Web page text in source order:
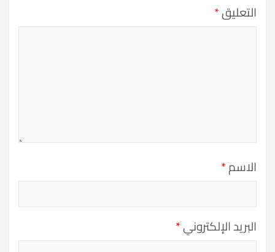
التعليق*
الاسم*
البريد الإلكتروني*